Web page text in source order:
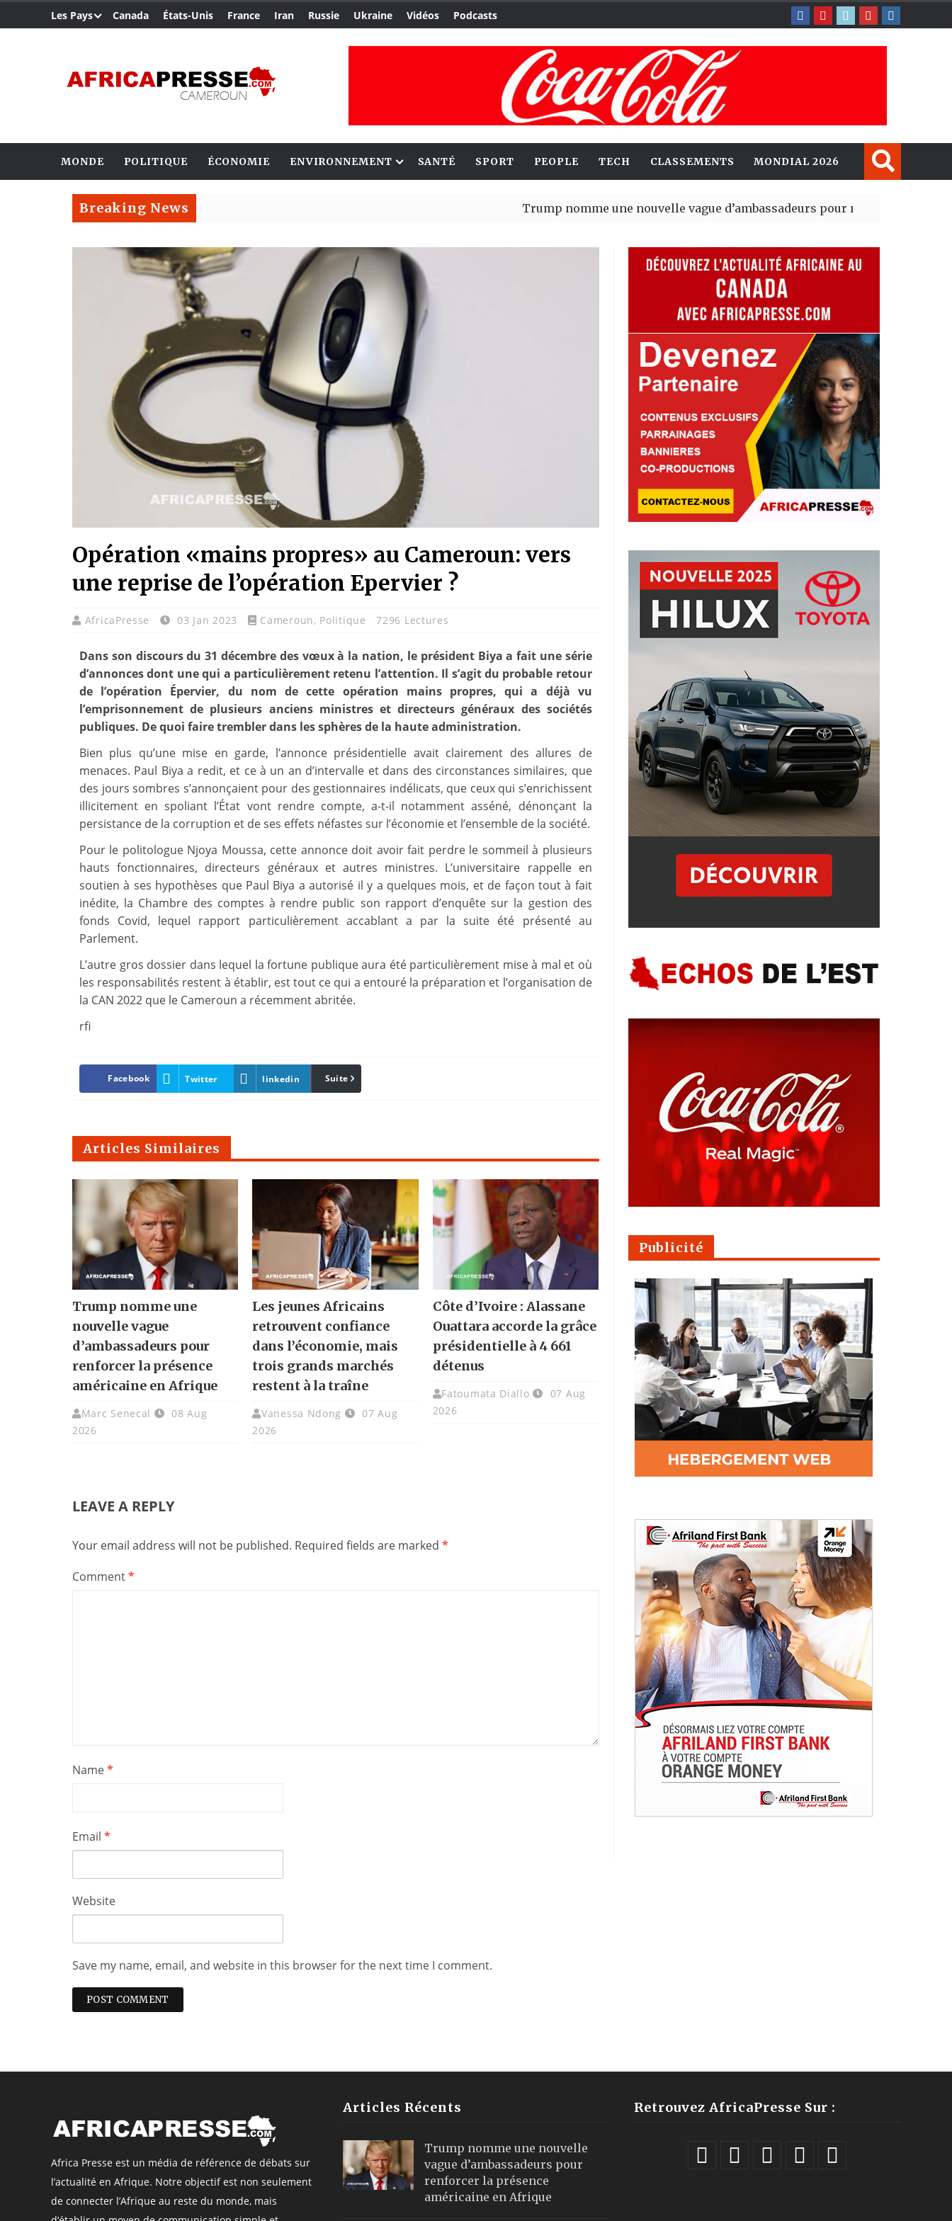
Les Pays Canada États-Unis France Iran Russie Ukraine Vidéos Podcasts
MONDE POLITIQUE ÉCONOMIE ENVIRONNEMENT SANTÉ SPORT PEOPLE TECH CLASSEMENTS MONDIAL 2026
Breaking News Trump nomme une nouvelle vague d’ambassadeurs pour renforcer la présence
Opération «mains propres» au Cameroun: vers
une reprise de l’opération Epervier ?
AfricaPresse 03 Jan 2023 Cameroun, Politique 7296 Lectures
Dans son discours du 31 décembre des vœux à la nation, le président Biya a fait une série
d’annonces dont une qui a particulièrement retenu l’attention. Il s’agit du probable retour
de l’opération Épervier, du nom de cette opération mains propres, qui a déjà vu
l’emprisonnement de plusieurs anciens ministres et directeurs généraux des sociétés
publiques. De quoi faire trembler dans les sphères de la haute administration.
Bien plus qu’une mise en garde, l’annonce présidentielle avait clairement des allures de
menaces. Paul Biya a redit, et ce à un an d’intervalle et dans des circonstances similaires, que
des jours sombres s’annonçaient pour des gestionnaires indélicats, que ceux qui s’enrichissent
illicitement en spoliant l’État vont rendre compte, a-t-il notamment asséné, dénonçant la
persistance de la corruption et de ses effets néfastes sur l’économie et l’ensemble de la société.
Pour le politologue Njoya Moussa, cette annonce doit avoir fait perdre le sommeil à plusieurs
hauts fonctionnaires, directeurs généraux et autres ministres. L’universitaire rappelle en
soutien à ses hypothèses que Paul Biya a autorisé il y a quelques mois, et de façon tout à fait
inédite, la Chambre des comptes à rendre public son rapport d’enquête sur la gestion des
fonds Covid, lequel rapport particulièrement accablant a par la suite été présenté au
Parlement.
L’autre gros dossier dans lequel la fortune publique aura été particulièrement mise à mal et où
les responsabilités restent à établir, est tout ce qui a entouré la préparation et l’organisation de
la CAN 2022 que le Cameroun a récemment abritée.
rfi
Facebook Twitter linkedin Pinterest
Suite
Articles Similaires
Trump nomme une
nouvelle vague
d’ambassadeurs pour
renforcer la présence
américaine en Afrique
Marc Senecal
08 Aug
2026
Les jeunes Africains
retrouvent confiance
dans l’économie, mais
trois grands marchés
restent à la traîne
Vanessa Ndong
07 Aug
2026
Côte d’Ivoire : Alassane
Ouattara accorde la grâce
présidentielle à 4 661
détenus
Fatoumata Diallo
07 Aug
2026
LEAVE A REPLY
Your email address will not be published. Required fields are marked *
Comment*
Name*
Email *
Website
Save my name, email, and website in this browser for the next time I comment.
Publicité
Africa Presse est un média de référence de débats sur
l’actualité en Afrique. Notre objectif est non seulement
de connecter l’Afrique au reste du monde, mais
Articles Récents
Trump nomme une nouvelle
vague d’ambassadeurs pour
renforcer la présence
américaine en Afrique
Retrouvez AfricaPresse Sur :